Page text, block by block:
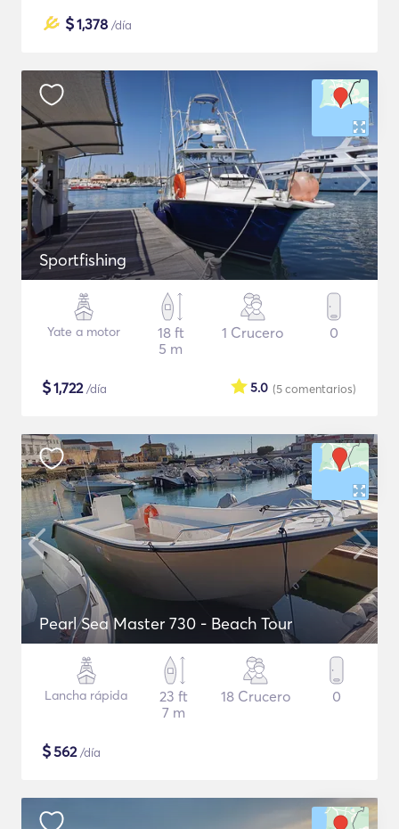
$1,378 /día
Sportfishing
Yate a motor
18 ft
5 m
1 Crucero 0
$1,722/día (5comentarios)
5.0
Pearl Sea Master 730 - Beach Tour
Lancha rápida
23 ft
7 m
18 Crucero 0
$562/día